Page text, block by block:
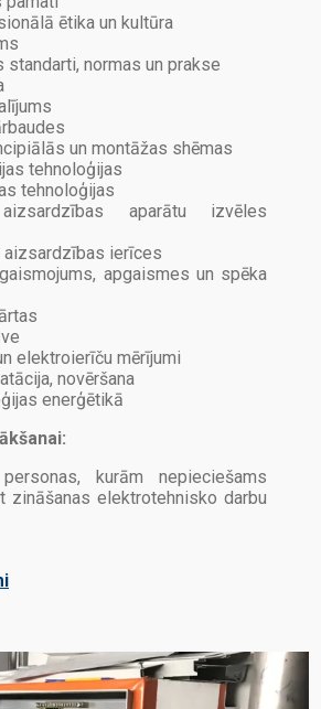
ētika un kultūra
standarti, normas un prakse
un montāžas shēmas
tehnoloģijas
tehnoloģijas
aparātu izvēles
aizsardzības ierīces
apgaismes un spēka
elektroierīču mērījumi
novēršana
enerģētikā
kurām nepieciešams
zināšanas elektrotehnisko darbu